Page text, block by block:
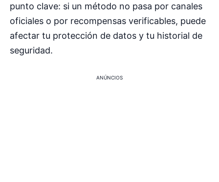
punto clave: si un método no pasa por canales
oficiales o por recompensas verificables, puede
afectar tu protección de datos y tu historial de
seguridad.
ANÚNCIOS